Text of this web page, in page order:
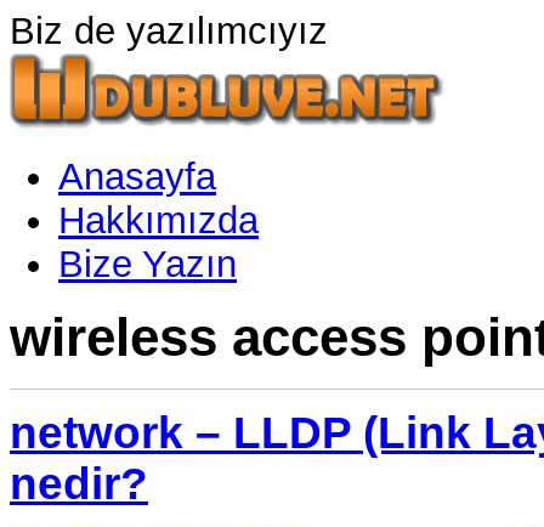
Biz de yazılımcıyız
Anasayfa
Hakkımızda
Bize Yazın
wireless access
network – LLDP (Link
nedir?